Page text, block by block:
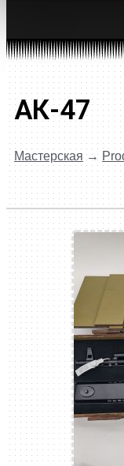
АК-47
Мастерская →